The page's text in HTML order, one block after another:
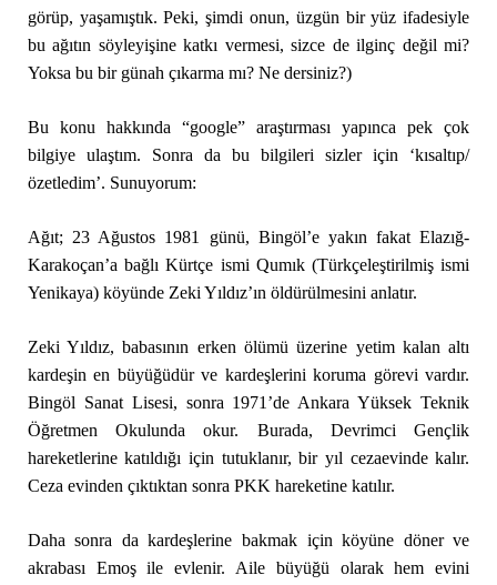
görüp, yaşamıştık. Peki, şimdi onun, üzgün bir yüz ifadesiyle
bu ağıtın söyleyişine katkı vermesi, sizce de ilginç değil mi?
Yoksa bu bir günah çıkarma mı? Ne dersiniz?)
Bu konu hakkında “google” araştırması yapınca pek çok
bilgiye ulaştım. Sonra da bu bilgileri sizler için ‘kısaltıp/
özetledim’. Sunuyorum:
Ağıt; 23 Ağustos 1981 günü, Bingöl’e yakın fakat Elazığ-
Karakoçan’a bağlı Kürtçe ismi Qumık (Türkçeleştirilmiş ismi
Yenikaya) köyünde Zeki Yıldız’ın öldürülmesini anlatır.
Zeki Yıldız, babasının erken ölümü üzerine yetim kalan altı
kardeşin en büyüğüdür ve kardeşlerini koruma görevi vardır.
Bingöl Sanat Lisesi, sonra 1971’de Ankara Yüksek Teknik
Öğretmen Okulunda okur. Burada, Devrimci Gençlik
hareketlerine katıldığı için tutuklanır, bir yıl cezaevinde kalır.
Ceza evinden çıktıktan sonra PKK hareketine katılır.
Daha sonra da kardeşlerine bakmak için köyüne döner ve
akrabası Emoş ile evlenir. Aile büyüğü olarak hem evini